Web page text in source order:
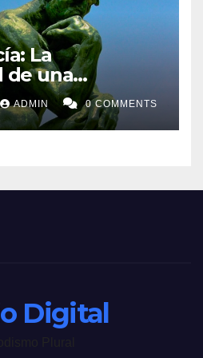
La
de una
ADMIN 0 COMMENTS
Digital